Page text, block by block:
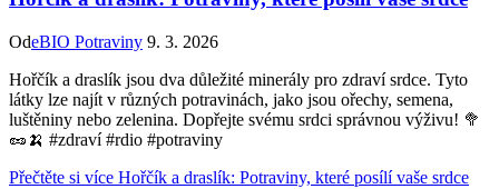
OdeBIO Potraviny 9. 3. 2026
Hořčík a draslík jsou dva důležité minerály pro zdraví srdce. Tyto
látky lze najít v různých potravinách, jako jsou ořechy, semena,
luštěniny nebo zelenina. Dopřejte svému srdci správnou výživu! 🥦
🥜🍌 #zdraví #rdio #potraviny
Přečtěte si více Hořčík a draslík: Potraviny, které posílí vaše srdce